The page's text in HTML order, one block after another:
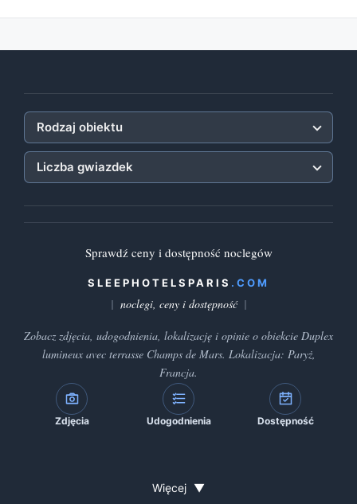
Rodzaj obiektu
Liczba gwiazdek
Sprawdź ceny i dostępność noclegów
SLEEPHOTELSPARIS .COM
noclegi, ceny i dostępność
Zobacz zdjęcia, udogodnienia, lokalizację i opinie o obiekcie Duplex
lumineux avec terrasse Champs de Mars. Lokalizacja: Paryż,
Francja.
Zdjęcia Udogodnienia Dostępność
Więcej ▼